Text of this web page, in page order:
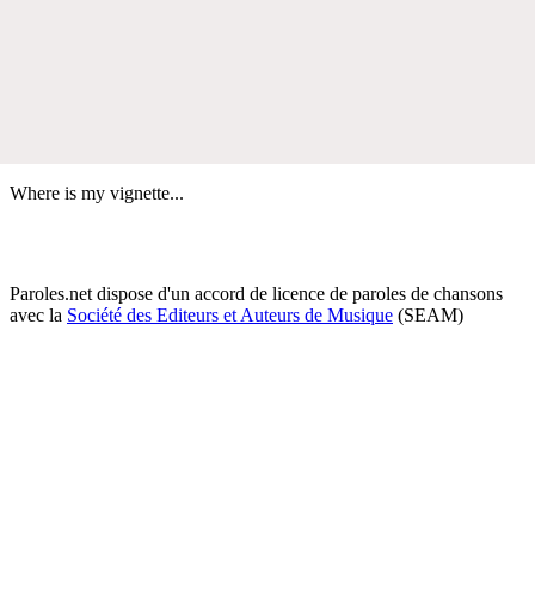
Where is my vignette...
Paroles.net dispose d'un accord de licence de paroles de chansons
avec la Société des Editeurs et Auteurs de Musique (SEAM)